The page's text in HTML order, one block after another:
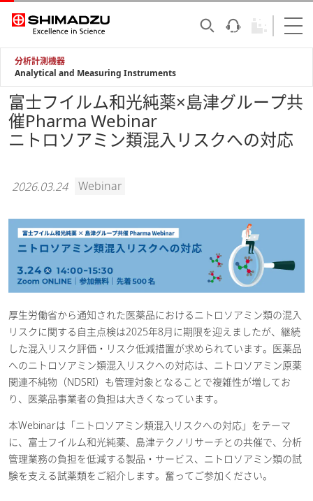
分析計測機器
Analytical and Measuring Instruments
富士フイルム和光純薬×島津グループ共
催Pharma Webinar
ニトロソアミン類混入リスクへの対応
2026.03.24 Webinar
厚生労働省から通知された医薬品におけるニトロソアミン類の混入
リスクに関する自主点検は2025年8月に期限を迎えましたが、継続
した混入リスク評価・リスク低減措置が求められています。医薬品
へのニトロソアミン類混入リスクへの対応は、ニトロソアミン原薬
関連不純物（NDSRI）も管理対象となることで複雑性が増してお
り、医薬品事業者の負担は大きくなっています。
本Webinarは「ニトロソアミン類混入リスクへの対応」をテーマ
に、富士フイルム和光純薬、島津テクノリサーチとの共催で、分析
管理業務の負担を低減する製品・サービス、ニトロソアミン類の試
験を支える試薬類をご紹介します。奮ってご参加ください。​